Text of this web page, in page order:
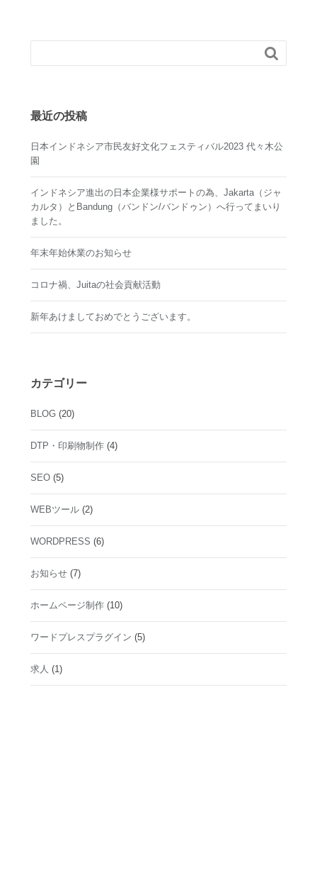

最近の投稿
日本インドネシア市民友好文化フェスティバル2023 代々木公
園
インドネシア進出の日本企業様サポートの為、Jakarta（ジャ
カルタ）とBandung（バンドン/バンドゥン）へ行ってまいり
ました。
年末年始休業のお知らせ
コロナ禍、Juitaの社会貢献活動
新年あけましておめでとうございます。
カテゴリー
BLOG (20)
DTP・印刷物制作(4)
SEO(5)
WEBツール(2)
WORDPRESS (6)
お知らせ(7)
ホームページ制作(10)
ワードプレスプラグイン (5)
求人 (1)